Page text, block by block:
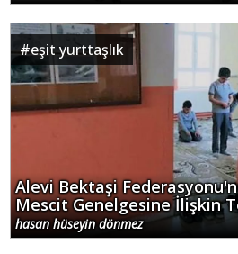
#eşit yurttaşlık
Alevi Bektaşi
Mescit Genelgesine İlişkin
hasan hüseyin dönmez